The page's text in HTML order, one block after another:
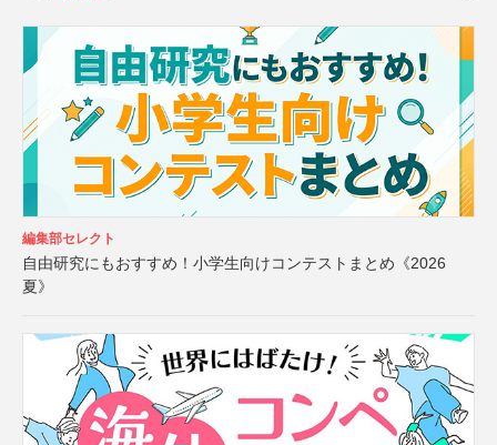
編集部セレクト
自由研究にもおすすめ！小学生向けコンテストまとめ《2026
夏》